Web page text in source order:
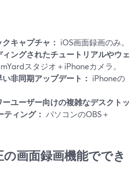
キャプチャ： iOS画面録画のみ。
ングされたチュートリアルやウェ
スタジオ＋iPhoneカメラ。
非同期アップデート： iPhoneの
ユーザー向けの複雑なデスクトッ
ィング： パソコンのOBS＋
画面録画機能ででき